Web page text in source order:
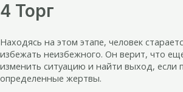
4 Торг
Находясь на этом этапе, человек
избежать неизбежного. Он верит, что
изменить ситуацию и найти выход, если
определенные жертвы.